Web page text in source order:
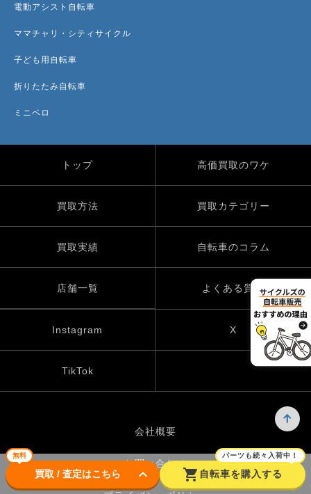
無料
買取 / 査定はこちら keyboard_arrow_down shopping_cart
パーツも続々入荷中！
自転車を購入する
電動アシスト自転車
ママチャリ・シティサイクル
子ども用自転車
折りたたみ自転車
ミニベロ
トップ 高価買取のワケ
買取方法 買取カテゴリー
買取実績 自転車のコラム
店舗一覧 よくある質問
Instagram X
TikTok
会社概要
お問い合わせ